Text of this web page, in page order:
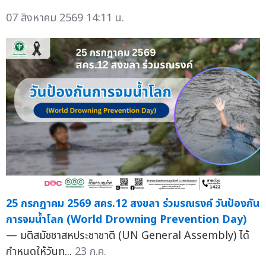
07 สิงหาคม 2569 14:11 น.
25 กรกฎาคม 2569 สคร.12 สงขลา ร่วมรณรงค์ วันป้องกัน
การจมน้ำโลก (World Drowning Prevention Day)
— มติสมัชชาสหประชาชาติ (UN General Assembly) ได้
กำหนดให้วันท... 23 ก.ค.